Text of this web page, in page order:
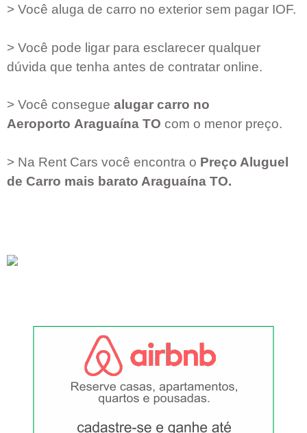
> Você aluga de carro no exterior sem pagar IOF.
> Você pode ligar para esclarecer qualquer
dúvida que tenha antes de contratar online.
> Você consegue alugar carro no
Aeroporto Araguaína TO com o menor preço.
> Na Rent Cars você encontra o Preço Aluguel
de Carro mais barato Araguaína TO.